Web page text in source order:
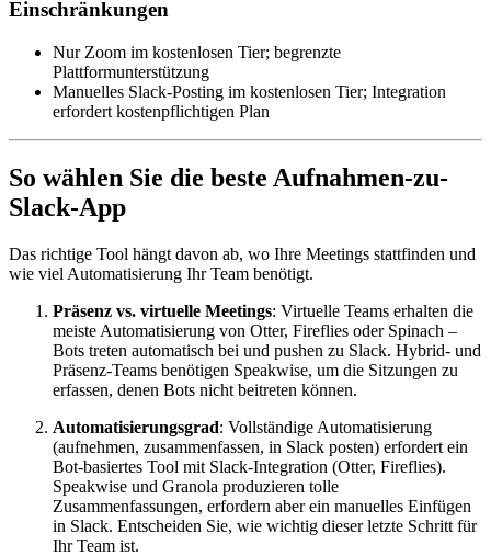
Einschränkungen
Nur Zoom im kostenlosen Tier; begrenzte
Plattformunterstützung
Manuelles Slack-Posting im kostenlosen Tier; Integration
erfordert kostenpflichtigen Plan
So wählen Sie die beste Aufnahmen-zu-
Slack-App
Das richtige Tool hängt davon ab, wo Ihre Meetings stattfinden und
wie viel Automatisierung Ihr Team benötigt.
Präsenz vs. virtuelle Meetings: Virtuelle Teams erhalten die
meiste Automatisierung von Otter, Fireflies oder Spinach –
Bots treten automatisch bei und pushen zu Slack. Hybrid- und
Präsenz-Teams benötigen Speakwise, um die Sitzungen zu
erfassen, denen Bots nicht beitreten können.
Automatisierungsgrad: Vollständige Automatisierung
(aufnehmen, zusammenfassen, in Slack posten) erfordert ein
Bot-basiertes Tool mit Slack-Integration (Otter, Fireflies).
Speakwise und Granola produzieren tolle
Zusammenfassungen, erfordern aber ein manuelles Einfügen
in Slack. Entscheiden Sie, wie wichtig dieser letzte Schritt für
Ihr Team ist.